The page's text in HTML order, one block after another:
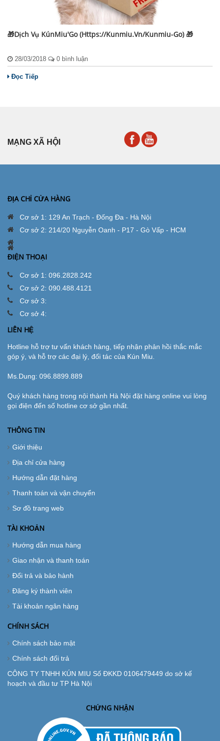
🎁Dịch Vụ KúnMiu'Go (https://kunmiu.vn/kunmiu-Go) 🎁
28/03/2018 0 bình luận
Đọc Tiếp
MẠNG XÃ HỘI
ĐỊA CHỈ CỬA HÀNG
Cơ sở 1: 129 An Trạch - Đống Đa - Hà Nội
Cơ sở 2: 214/20 Nguyễn Oanh - P17 - Gò Vấp - HCM
ĐIỆN THOẠI
Cơ sở 1: 096.2828.242
Cơ sở 2: 090.488.4121
Cơ sở 3:
Cơ sở 4:
LIÊN HỆ
Hotline hỗ trợ tư vấn khách hàng, tiếp nhận phản hồi thắc mắc
góp ý, và hỗ trợ các đại lý, đối tác của Kún Miu.
Ms.Dung: 096.8899.889
Quý khách hàng trong nội thành Hà Nội đặt hàng online vui lòng
gọi điện đến số hotline cơ sở gần nhất.
THÔNG TIN
Giới thiệu
Địa chỉ cửa hàng
Hướng dẫn đặt hàng
Thanh toán và vận chuyển
Sơ đồ trang web
TÀI KHOẢN
Hướng dẫn mua hàng
Giao nhận và thanh toán
Đổi trả và bảo hành
Đăng ký thành viên
Tài khoản ngân hàng
CHÍNH SÁCH
Chính sách bảo mật
Chính sách đổi trả
CÔNG TY TNHH KÚN MIU Số ĐKKD 0106479449 do sở kế
hoạch và đầu tư TP Hà Nội
CHỨNG NHẬN